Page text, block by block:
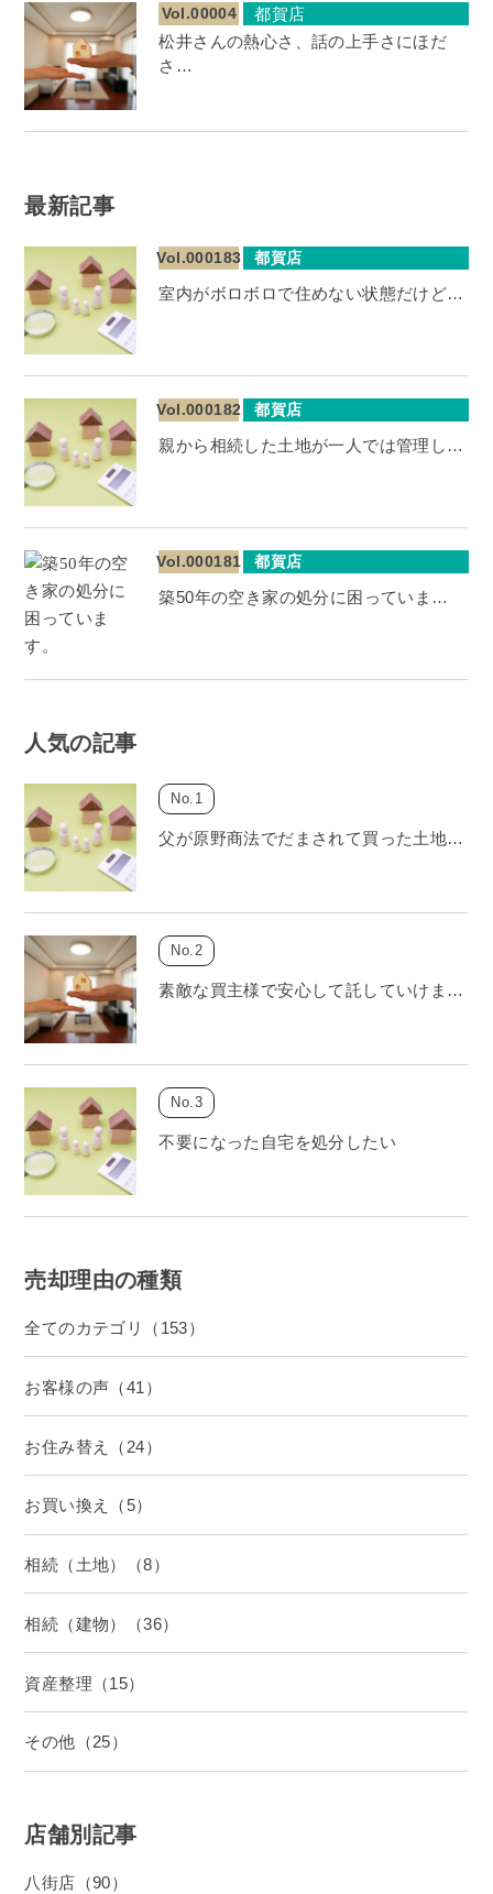
Vol.00004
都賀店
松井さんの熱心さ、話の上手さにほだ
さ…
最新記事
Vol.000183 都賀店
室内がボロボロで住めない状態だけど…
Vol.000182 都賀店
親から相続した土地が一人では管理し…
Vol.000181 都賀店
築50年の空き家の処分に困っていま…
人気の記事
父が原野商法でだまされて買った土地…
素敵な買主様で安心して託していけま…
不要になった自宅を処分したい
売却理由の種類
全てのカテゴリ（153）
お客様の声（41）
お住み替え（24）
お買い換え（5）
相続（土地）（8）
相続（建物）（36）
資産整理（15）
その他（25）
店舗別記事
八街店（90）